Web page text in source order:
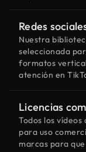
Redes
Nuestra
seleccionada
formatos
atención en
Licencias
Todos los
para uso
marcas para